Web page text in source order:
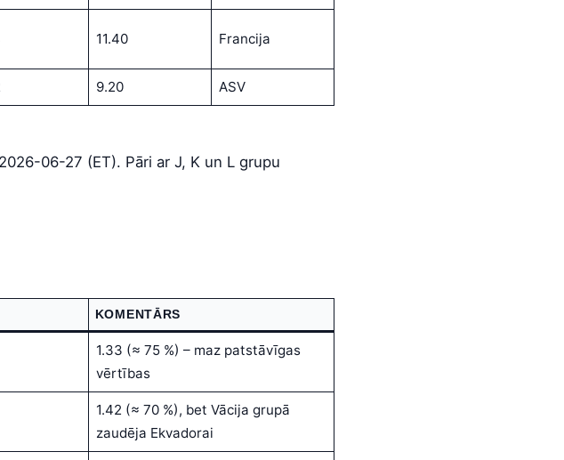
11.40 Francija
9.20 ASV
06-27 (ET). Pāri ar J, K un L grupu
KOMENTĀRS
1.33 (≈ 75 %) – maz patstāvīgas
vērtības
1.42 (≈ 70 %), bet Vācija grupā
zaudēja Ekvadorai